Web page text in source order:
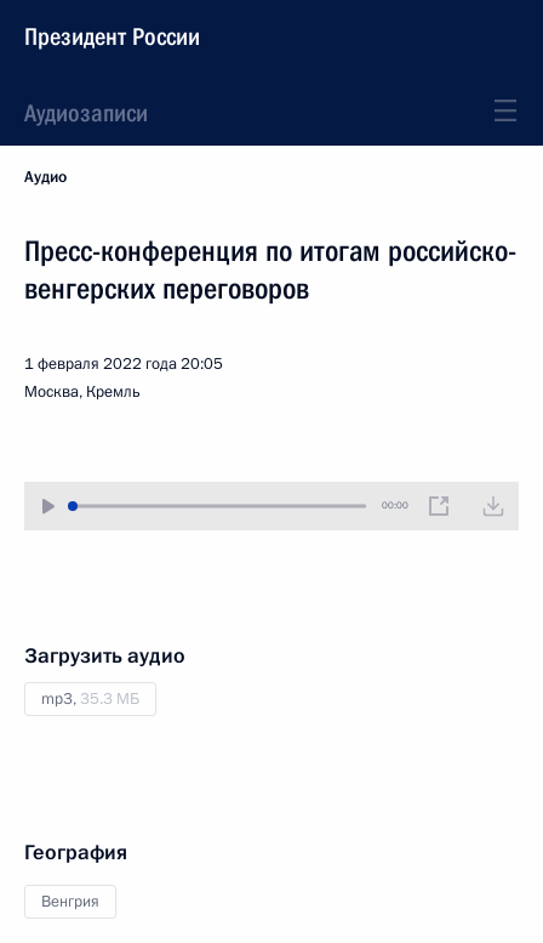
Президент России
Аудиозаписи
Аудио
Пресс-конференция по итогам российско-
венгерских переговоров
1 февраля 2022 года20:05
Москва, Кремль
00:00
Загрузить аудио
mp3, 35.3 МБ
География
Венгрия